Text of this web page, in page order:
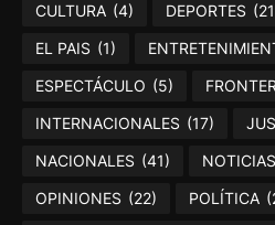
CULTURA (4) DEPORTES
EL PAIS (1)
ESPECTÁCULO (5)
INTERNACIONALES (17)
NACIONALES (41) NOTICIAS
OPINIONES (22) POLÍTICA